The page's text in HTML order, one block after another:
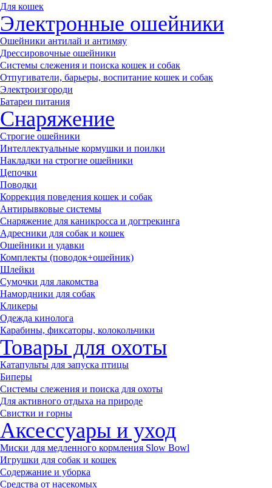
Для кошек
Электронные ошейники
Ошейники антилай и антимяу
Дрессировочные ошейники
Системы слежения и поиска кошек и собак
Отпугиватели, барьеры, воспитание кошек и собак
Электроизгороди
Батареи питания
Снаряжение
Строгие ошейники
Интеллектуальные кормушки и поилки
Накладки на строгие ошейники
Цепочки
Поводки
Коррекция поведения кошек и собак
Антирывковые системы
Снаряжение для каникросса и догтрекинга
Адресники для собак и кошек
Ошейники и удавки
Комплекты (поводок+ошейник)
Шлейки
Сумочки для лакомства
Намордники для собак
Кликеры
Одежда кинолога
Карабины, фиксаторы, колокольчики
Товары для охоты
Катапульты для запуска птицы
Биперы
Системы слежения и поиска для охоты
Для активного отдыха на природе
Свистки и горны
Аксессуары и уход
Миски для медленного кормления Slow Bowl
Игрушки для собак и кошек
Содержание и уборка
Средства от насекомых